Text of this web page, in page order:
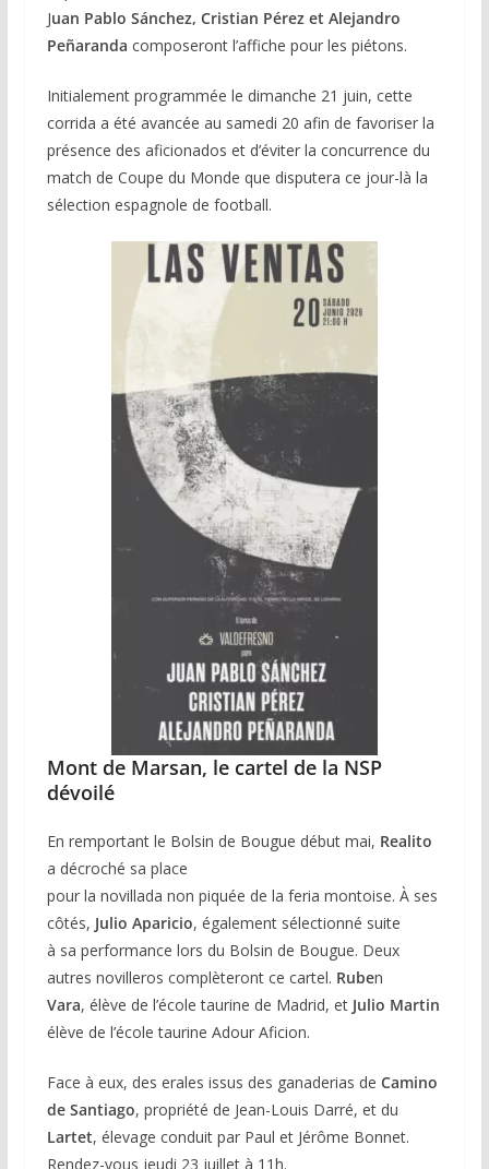
Juan Pablo Sánchez, Cristian Pérez et Alejandro
Peñaranda composeront l’affiche pour les piétons.
Initialement programmée le dimanche 21 juin, cette
corrida a été avancée au samedi 20 afin de favoriser la
présence des aficionados et d’éviter la concurrence du
match de Coupe du Monde que disputera ce jour-là la
sélection espagnole de football.
Mont de Marsan, le cartel de la NSP
dévoilé
En remportant le Bolsin de Bougue début mai, Realito
a décroché sa place
pour la novillada non piquée de la feria montoise. À ses
côtés, Julio Aparicio, également sélectionné suite
à sa performance lors du Bolsin de Bougue. Deux
autres novilleros complèteront ce cartel. Ruben
Vara, élève de l’école taurine de Madrid, et Julio Martin
élève de l’école taurine Adour Aficion.
Face à eux, des erales issus des ganaderias de Camino
de Santiago, propriété de Jean-Louis Darré, et du
Lartet, élevage conduit par Paul et Jérôme Bonnet.
Rendez-vous jeudi 23 juillet à 11h.